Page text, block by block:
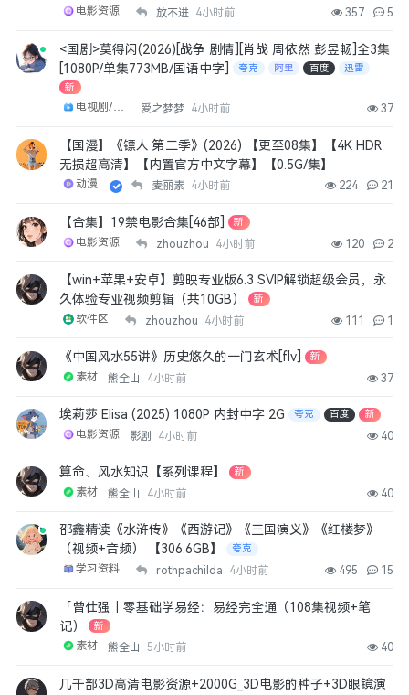
电影资源 放不进 4小时前 357 5
<国剧>莫得闲(2026)[战争 剧情][肖战 周依然 彭昱畅]全3集
[1080P/单集773MB/国语中字]
夸克 阿里 百度
迅雷
新
电视剧/剧集 爱之梦梦 4小时前 37
【国漫】《镖人 第二季》(2026) 【更至08集】【4K HDR
无损超高清】【内置官方中文字幕】【0.5G/集】
动漫 麦丽素 4小时前 224 21
【合集】19禁电影合集[46部] 新
电影资源 zhouzhou 4小时前 120 2
【win+苹果+安卓】剪映专业版6.3 SVIP解锁超级会员，永
久体验专业视频剪辑（共10GB）
新
软件区 zhouzhou 4小时前 111 1
《中国风水55讲》历史悠久的一门玄术[flv] 新
素材 熊全山 4小时前 37
埃莉莎 Elisa (2025) 1080P 内封中字 2G 夸克 百度 新
电影资源 影剧 4小时前 40
算命、风水知识【系列课程】 新
素材 熊全山 4小时前 40
邵鑫精读《水浒传》《西游记》《三国演义》《红楼梦》
（视频+音频） 【306.6GB】
夸克
学习资料 rothpachilda 4小时前 495 15
「曾仕强｜零基础学易经：易经完全通（108集视频+笔
记）
新
素材 熊全山 5小时前 40
几千部3D高清电影资源+2000G_3D电影的种子+3D眼镜演
4月前 👍0
Merlin7727
麦迪逊河谷
4月前
bluerain
无敌少侠
4月前 👍 0
观棋
4月前 👍0
hck541089702
打卡
4月前 👍 0
liuyu588
牛逼
3月前
打卡
2月前
河底的淤泥
留一下脚印
2月前 👍 1